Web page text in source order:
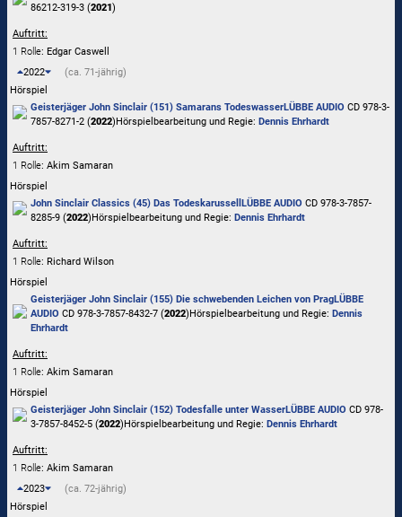
86212-319-3 (2021)
Auftritt:
1 Rolle: Edgar Caswell
2022
(ca. 71-jährig)
Hörspiel
Geisterjäger John Sinclair (151) Samarans TodeswasserLÜBBE AUDIO CD 978-3-
7857-8271-2 (2022)Hörspielbearbeitung und Regie: Dennis Ehrhardt
Auftritt:
1 Rolle: Akim Samaran
Hörspiel
John Sinclair Classics (45) Das Todeskarussell LÜBBE AUDIO CD 978-3-7857-
8285-9 (2022)Hörspielbearbeitung und Regie: Dennis Ehrhardt
Auftritt:
1 Rolle: Richard Wilson
Hörspiel
Geisterjäger John Sinclair (155) Die schwebenden Leichen von PragLÜBBE
AUDIO CD 978-3-7857-8432-7 (2022)Hörspielbearbeitung und Regie: Dennis
Ehrhardt
Auftritt:
1 Rolle: Akim Samaran
Hörspiel
Geisterjäger John Sinclair (152) Todesfalle unter WasserLÜBBE AUDIO CD 978-
3-7857-8452-5 (2022)Hörspielbearbeitung und Regie: Dennis Ehrhardt
Auftritt:
1 Rolle: Akim Samaran
2023
(ca. 72-jährig)
Hörspiel